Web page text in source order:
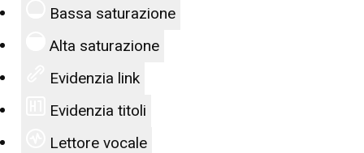
Bassa saturazione
Alta saturazione
Evidenzia link
Evidenzia titoli
Lettore vocale